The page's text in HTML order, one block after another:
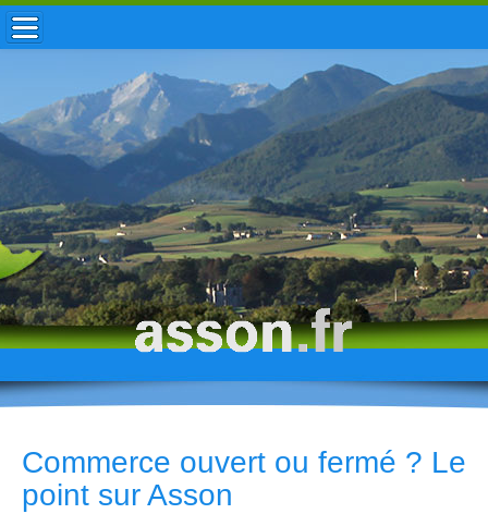
ACCUEIL / INFOS
MUNICIPALITÉ
VIE LOCALE
ENFANCE
TOURISME
HISTOIRE
Commerce ouvert ou fermé ? Le
point sur Asson